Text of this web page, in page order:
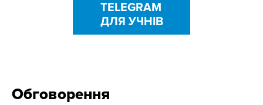
TELEGRAM
ДЛЯ УЧНІВ
Обговорення